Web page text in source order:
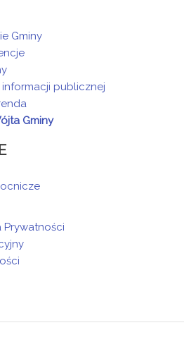
Gminy
publicznej
Gminy
Prywatności